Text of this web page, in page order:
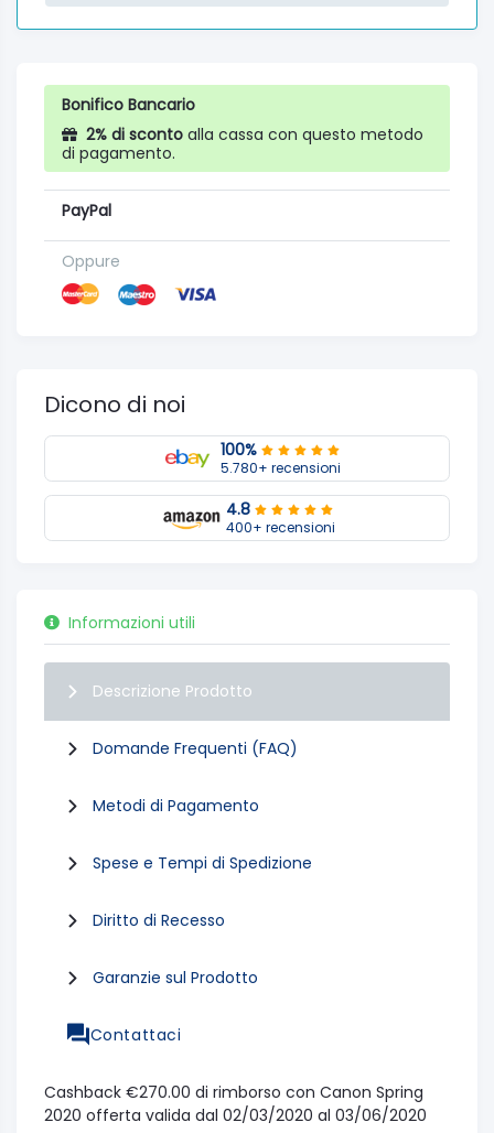
Bonifico Bancario
2% di sconto alla cassa con questo metodo
di pagamento.
PayPal
Oppure
Dicono di noi
100%
5.780+ recensioni
4.8
400+ recensioni
Informazioni utili
Descrizione Prodotto
Domande Frequenti (FAQ)
Metodi di Pagamento
Spese e Tempi di Spedizione
Diritto di Recesso
Garanzie sul Prodotto
Contattaci
Cashback €270.00 di rimborso con Canon Spring
2020 offerta valida dal 02/03/2020 al 03/06/2020